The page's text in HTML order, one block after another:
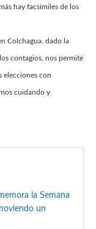
hay facsímiles de los
Colchagua, dado la
contagios, nos permite
elecciones con
cuidando y
la Semana
un